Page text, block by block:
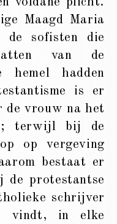
Maagd Maria
de sofisten die
van de
hemel hadden
is er
de vrouw na het
; terwijl bij de
op vergeving
bestaat er
de protestantse
schrijver
vindt, in elke